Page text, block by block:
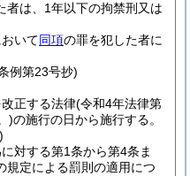
者は、1年以下の拘禁刑又は
いて同項の罪を犯した者に
例第23号抄)
正する法律(令和4年法律第
)の施行の日から施行する。
対する第1条から第4条ま
規定による罰則の適用につ